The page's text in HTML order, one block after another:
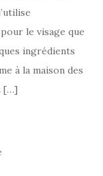
le visage que
ingrédients
à la maison des
[…]